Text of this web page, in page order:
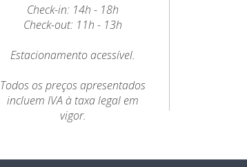
Check-in: 14h - 18h
Check-out: 11h - 13h
Estacionamento acessível.
Todos os preços apresentados
incluem IVA à taxa legal em
vigor.